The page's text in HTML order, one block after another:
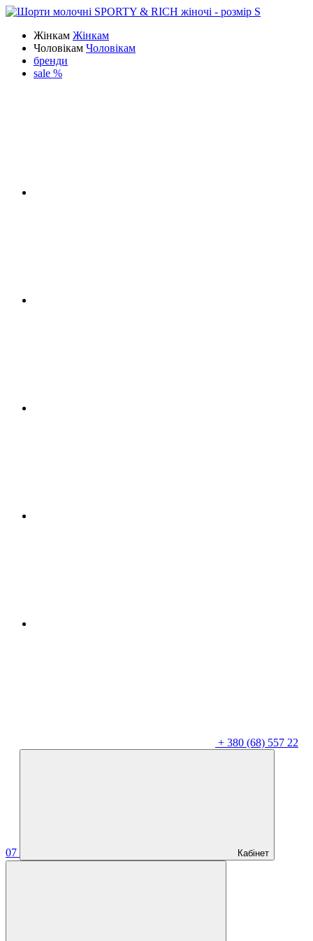
Жінкам Жінкам
Чоловікам Чоловікам
бренди
sale %
+ 380 (68) 557 22
07 Кабінет